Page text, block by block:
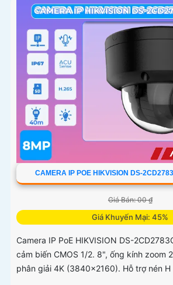
CAMERA IP POE HIKVISION DS-
Giá Bán: 00 ₫
Giá Khuyến Mại: 45%
Camera IP PoE HIKVISION DS-
cảm biến CMOS 1/2. 8", ống kính zoom
phân giải 4K (3840×2160). Hỗ trợ nén H